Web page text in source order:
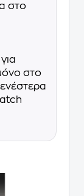
στο
στο